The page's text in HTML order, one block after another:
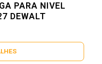
PARA NIVEL
DEWALT